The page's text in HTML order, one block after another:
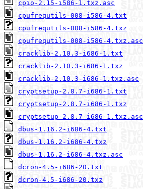
cpio-2.15-i586-1.txz.asc
cpufrequtils-008-i586-4.txt
cpufrequtils-008-i586-4.txz
cpufrequtils-008-i586-4.txz.asc
cracklib-2.10.3-i686-1.txt
cracklib-2.10.3-i686-1.txz
cracklib-2.10.3-i686-1.txz.asc
cryptsetup-2.8.7-i686-1.txt
cryptsetup-2.8.7-i686-1.txz
cryptsetup-2.8.7-i686-1.txz.asc
dbus-1.16.2-i686-4.txt
dbus-1.16.2-i686-4.txz
dbus-1.16.2-i686-4.txz.asc
dcron-4.5-i686-20.txt
dcron-4.5-i686-20.txz